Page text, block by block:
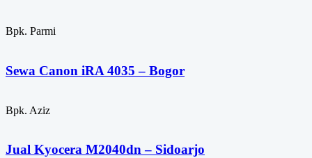
Bpk. Parmi
Sewa Canon iRA 4035 – Bogor
Bpk. Aziz
Jual Kyocera M2040dn – Sidoarjo